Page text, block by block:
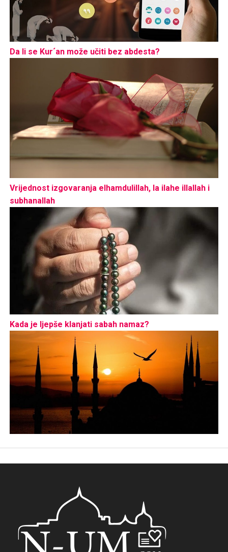
Da li se Kur´an može učiti bez abdesta?
Vrijednost izgovaranja elhamdulillah, la ilahe illallah i
subhanallah
Kada je ljepše klanjati sabah namaz?